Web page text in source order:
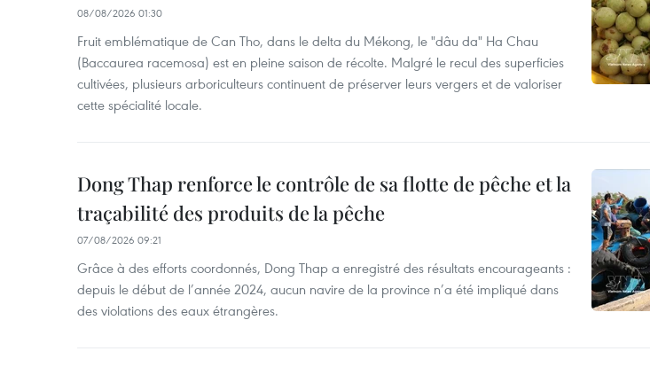
08/08/2026 01:30
Fruit emblématique de Can Tho, dans le delta du Mékong, le "dâu da" Ha Chau
(Baccaurea racemosa) est en pleine saison de récolte. Malgré le recul des superficies
cultivées, plusieurs arboriculteurs continuent de préserver leurs vergers et de valoriser
cette spécialité locale.
Dong Thap renforce le contrôle de sa flotte de pêche et la
traçabilité des produits de la pêche
07/08/2026 09:21
Grâce à des efforts coordonnés, Dong Thap a enregistré des résultats encourageants :
depuis le début de l’année 2024, aucun navire de la province n’a été impliqué dans
des violations des eaux étrangères.